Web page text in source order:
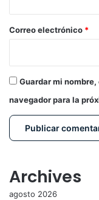
*
Correo electrónico *
Guardar mi
navegador para la
Archives
agosto 2026